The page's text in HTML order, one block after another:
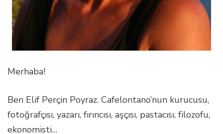
Merhaba!
Ben Elif Perçin Poyraz. Cafelontano’nun kurucusu,
fotoğrafçısı, yazarı, fırıncısı, aşçısı, pastacısı, filozofu,
ekonomisti…